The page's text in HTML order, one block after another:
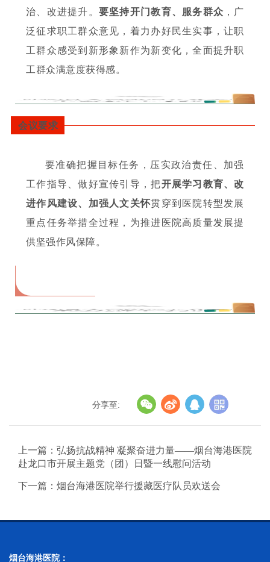
治、改进提升。 要坚持开门教育、服务群众 ，广
泛征求职工群众意见，着力办好民生实事，让职
工群众感受到新形象新作为新变化，全面提升职
工群众满意度获得感。
会议要求
要准确把握目标任务，压实政治责任、加强
工作指导、做好宣传引导，把开展学习教育、改
进作风建设、加强人文关怀贯穿到医院转型发展
重点任务举措全过程，为推进医院高质量发展提
供坚强作风保障。
分享至:
上一篇：弘扬抗战精神 凝聚奋进力量——烟台海港医院
赴龙口市开展主题党（团）日暨一线慰问活动
下一篇：烟台海港医院举行援藏医疗队员欢送会
烟台海港医院：